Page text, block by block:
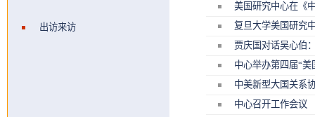
出访来访
美国研究中心在《
复旦大学美国研究
贾庆国对话吴心伯
中心举办第四届“
中美新型大国关系
中心召开工作会议